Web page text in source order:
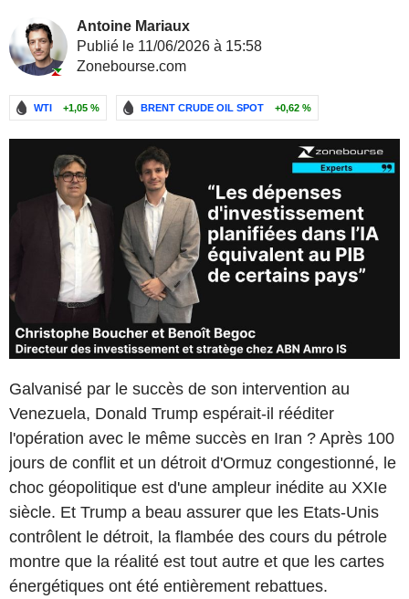
Antoine Mariaux
Publié le 11/06/2026 à 15:58
Zonebourse.com
WTI +1,05 % BRENT CRUDE OIL SPOT +0,62 %
Galvanisé par le succès de son intervention au
Venezuela, Donald Trump espérait-il rééditer
l'opération avec le même succès en Iran ? Après 100
jours de conflit et un détroit d'Ormuz congestionné, le
choc géopolitique est d'une ampleur inédite au XXIe
siècle. Et Trump a beau assurer que les Etats-Unis
contrôlent le détroit, la flambée des cours du pétrole
montre que la réalité est tout autre et que les cartes
énergétiques ont été entièrement rebattues.